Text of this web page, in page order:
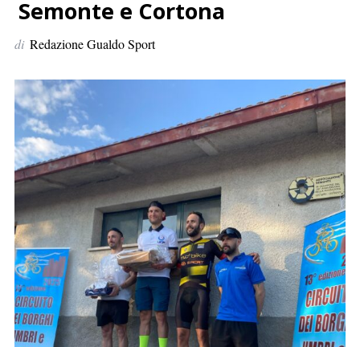
e
r
Semonte e Cortona
di Redazione Gualdo Sport